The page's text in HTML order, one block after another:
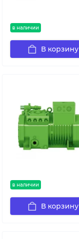
в наличии
В корзину
в наличии
В корзину